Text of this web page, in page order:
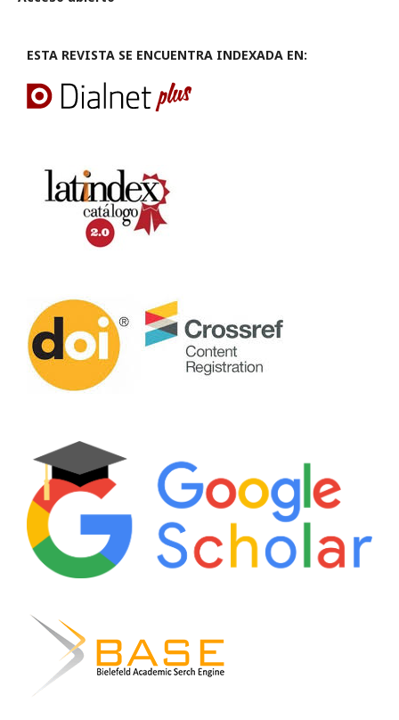
ESTA REVISTA SE ENCUENTRA INDEXADA EN: